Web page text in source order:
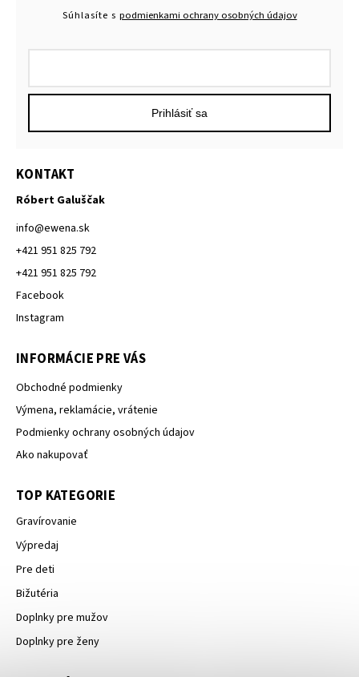
Súhlasíte s podmienkami ochrany osobných údajov
Prihlásiť sa
KONTAKT
Róbert Galuščak
info@ewena.sk
+421 951 825 792
+421 951 825 792
Facebook
Instagram
INFORMÁCIE PRE VÁS
Obchodné podmienky
Výmena, reklamácie, vrátenie
Podmienky ochrany osobných údajov
Ako nakupovať
TOP KATEGORIE
Gravírovanie
Výpredaj
Pre deti
Bižutéria
Doplnky pre mužov
Doplnky pre ženy